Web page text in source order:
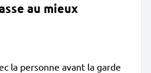
au mieux
la personne avant la garde